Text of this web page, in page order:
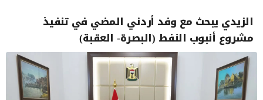
الزيدي يبحث مع وفد أردني المضي في تنفيذ
مشروع أنبوب النفط (البصرة- العقبة)